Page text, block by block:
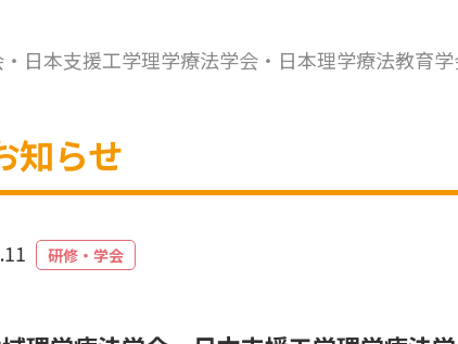
日本支援工学理学療法学会・日本理学療法教
知らせ
研修・学会